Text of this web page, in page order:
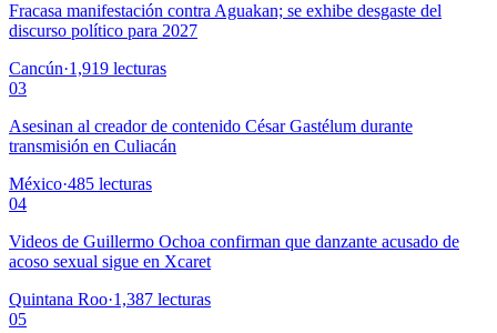
Fracasa manifestación contra Aguakan; se exhibe desgaste del
discurso político para 2027
Cancún·1,919 lecturas
03
Asesinan al creador de contenido César Gastélum durante
transmisión en Culiacán
México·485 lecturas
04
Videos de Guillermo Ochoa confirman que danzante acusado de
acoso sexual sigue en Xcaret
Quintana Roo·1,387 lecturas
05